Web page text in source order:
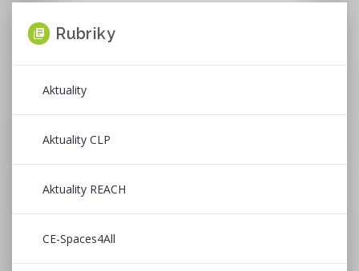
Rubriky
Aktuality
Aktuality CLP
Aktuality REACH
CE-Spaces4All